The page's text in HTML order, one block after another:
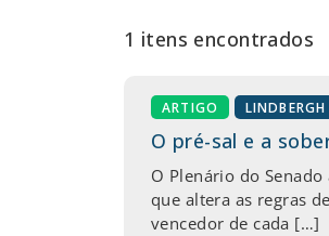
1 itens encontrados
ARTIGO
O pré-sal e a
O Plenário do
que altera as regras
vencedor de cada […]